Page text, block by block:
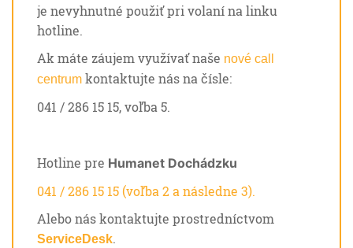
je nevyhnutné použiť pri volaní na linku
hotline.
Ak máte záujem využívať naše nové call
centrum kontaktujte nás na čísle:
041 / 286 15 15, voľba 5.
Hotline pre Humanet Dochádzku
041 / 286 15 15 (voľba 2 a následne 3).
Alebo nás kontaktujte prostredníctvom
ServiceDesk.